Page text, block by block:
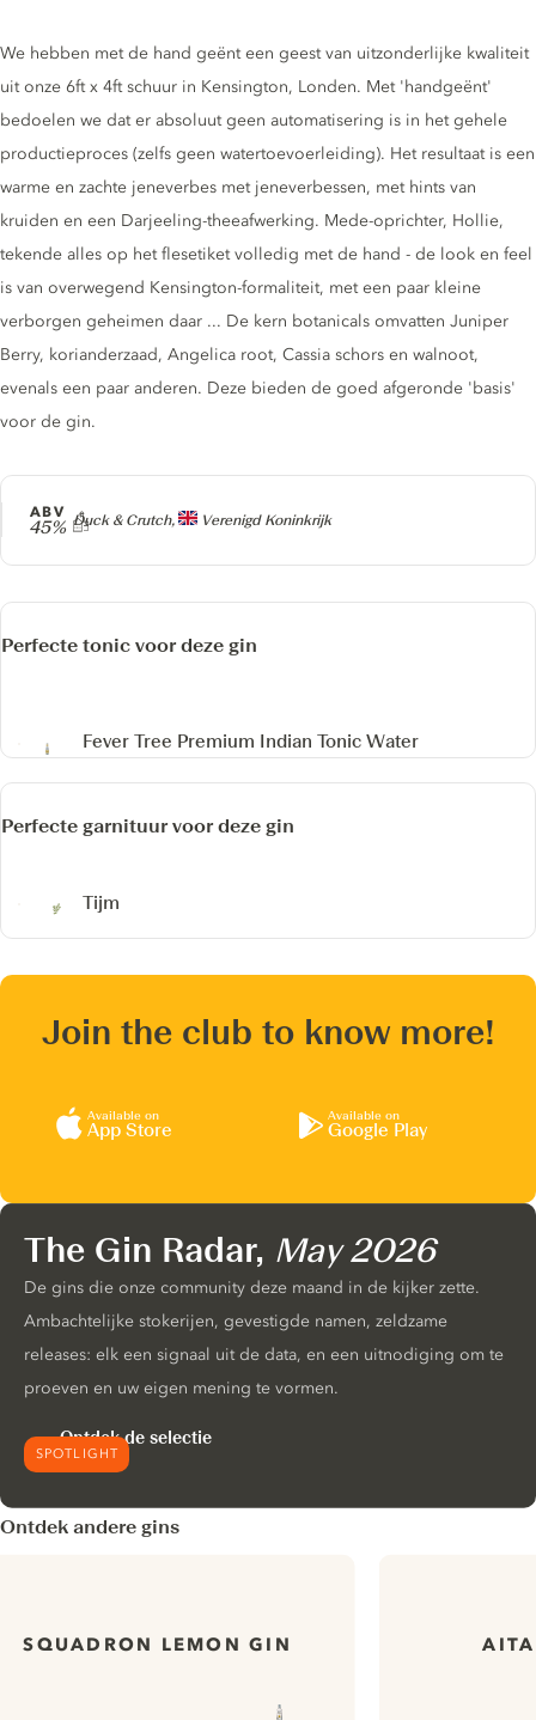
Producer
Duck & Crutch, Verenigd Koninkrijk
ABV
45%
Gin description
We hebben met de hand geënt een geest van uitzonderlijke kwaliteit
uit onze 6ft x 4ft schuur in Kensington, Londen. Met 'handgeënt'
bedoelen we dat er absoluut geen automatisering is in het gehele
productieproces (zelfs geen watertoevoerleiding). Het resultaat is een
warme en zachte jeneverbes met jeneverbessen, met hints van
kruiden en een Darjeeling-theeafwerking. Mede-oprichter, Hollie,
tekende alles op het flesetiket volledig met de hand - de look en feel
is van overwegend Kensington-formaliteit, met een paar kleine
verborgen geheimen daar ... De kern botanicals omvatten Juniper
Berry, korianderzaad, Angelica root, Cassia schors en walnoot,
evenals een paar anderen. Deze bieden de goed afgeronde 'basis'
voor de gin.
Perfecte tonic voor deze gin
Fever Tree Premium Indian Tonic Water
Perfecte garnituur voor deze gin
Tijm
Join the club to know more!
Available on
App Store
Available on
Google Play
SPOTLIGHT
The Gin Radar, May 2026
De gins die onze community deze maand in de kijker zette.
Ambachtelijke stokerijen, gevestigde namen, zeldzame
releases: elk een signaal uit de data, en een uitnodiging om te
proeven en uw eigen mening te vormen.
Ontdek de selectie
Ontdek andere gins
SQUADRON LEMON GIN